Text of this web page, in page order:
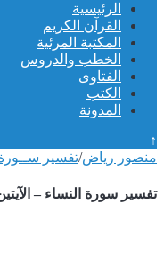
الرئيسية
القرآن الكريم
المكتبة المرئية
الخطب والدروس
الفتاوى
الكتب
المدونة
↑
منصور رياض/تفسير ســورة
تفسير سورة النساء – الآيتين 174 و